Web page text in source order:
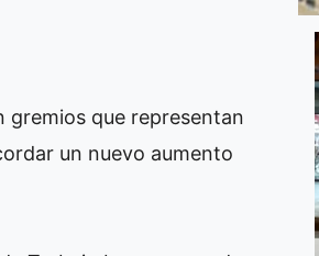
gremios que representan
un nuevo aumento